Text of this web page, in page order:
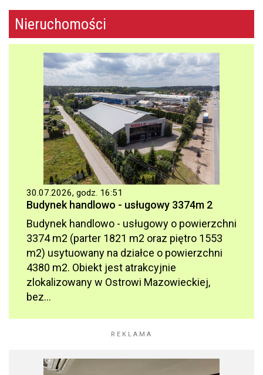
Nieruchomości
30.07.2026, godz. 16:51
Budynek handlowo - usługowy 3374m 2
Budynek handlowo - usługowy o powierzchni
3374 m2 (parter 1821 m2 oraz piętro 1553
m2) usytuowany na działce o powierzchni
4380 m2. Obiekt jest atrakcyjnie
zlokalizowany w Ostrowi Mazowieckiej,
bez...
REKLAMA